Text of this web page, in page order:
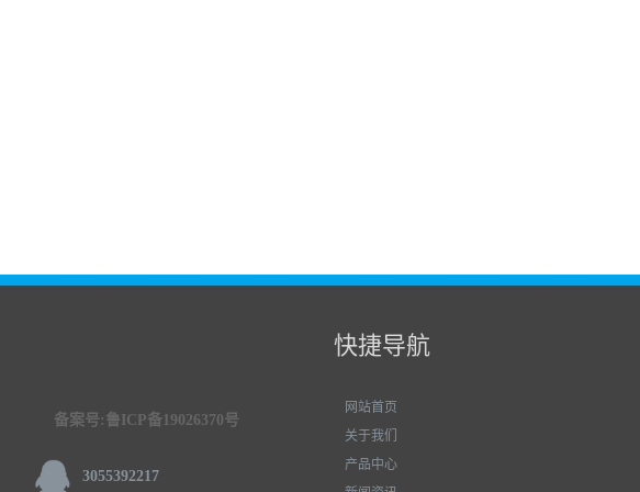
公司 备案号:鲁ICP备19026370号
3055392217
快捷导航
网站首页
关于我们
产品中心